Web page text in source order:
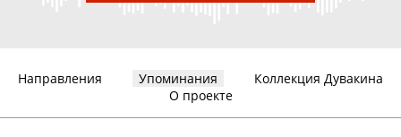
Направления Упоминания
Коллекция Дувакина
О проекте